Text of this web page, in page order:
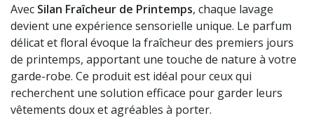
Avec Silan Fraîcheur de Printemps, chaque lavage
devient une expérience sensorielle unique. Le parfum
délicat et floral évoque la fraîcheur des premiers jours
de printemps, apportant une touche de nature à votre
garde-robe. Ce produit est idéal pour ceux qui
recherchent une solution efficace pour garder leurs
vêtements doux et agréables à porter.